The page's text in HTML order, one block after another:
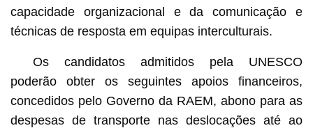
capacidade organizacional e da comunicação e
técnicas de resposta em equipas interculturais.
Os candidatos admitidos pela UNESCO
poderão obter os seguintes apoios financeiros,
concedidos pelo Governo da RAEM, abono para as
despesas de transporte nas deslocações até ao